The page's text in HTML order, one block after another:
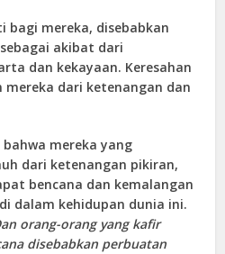
bagi mereka, disebabkan
akibat dari
dan kekayaan. Keresahan
dari ketenangan dan
mereka yang
dari ketenangan pikiran,
bencana dan kemalangan
dalam kehidupan dunia ini.
orang-orang yang kafir
disebabkan perbuatan